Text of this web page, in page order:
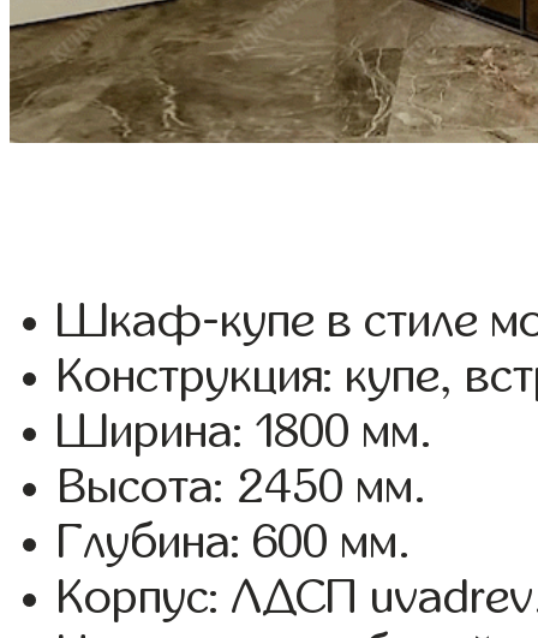
Шкаф-купе в стиле
Конструкция: купе,
Ширина: 1800 мм.
Высота: 2450 мм.
Глубина: 600 мм.
Корпус: ЛДСП